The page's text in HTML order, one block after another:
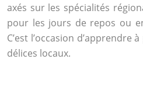
axés sur les spécialités
pour les jours de repos ou
C’est l’occasion d’apprendre
délices locaux.